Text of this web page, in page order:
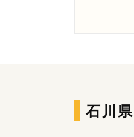
石川県